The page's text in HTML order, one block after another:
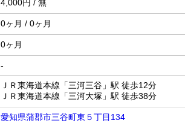
4,000円 / 無
0ヶ月 / 0ヶ月
0ヶ月
-
ＪＲ東海道本線「三河三谷」駅 徒歩12分
ＪＲ東海道本線「三河大塚」駅 徒歩38分
愛知県蒲郡市三谷町東５丁目134